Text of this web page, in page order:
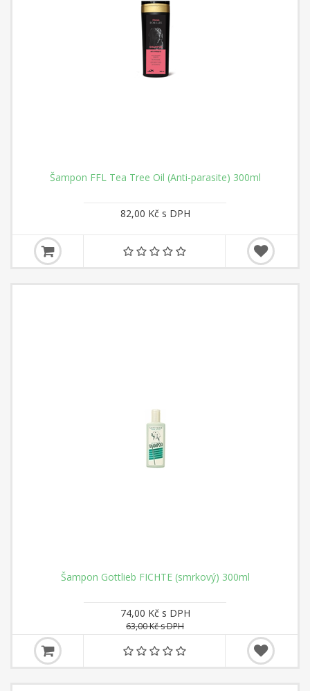
Šampon FFL Tea Tree Oil (Anti-parasite) 300ml
82,00 Kč s DPH
Šampon Gottlieb FICHTE (smrkový) 300ml
74,00 Kč s DPH
63,00 Kč s DPH